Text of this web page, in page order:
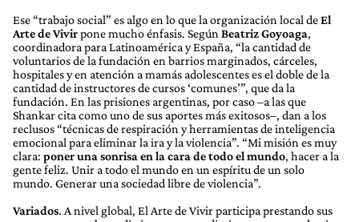
Ese “trabajo social” es algo en lo que la organización local deEl
Arte de Vivirpone mucho énfasis. Según Beatriz Goyoaga,
coordinadora para Latinoamérica y España, “la cantidad de
voluntarios de la fundación en barrios marginados, cárceles,
hospitales y en atención a mamás adolescentes es el doble de la
cantidad de instructores de cursos ‘comunes’”, que da la
fundación. En las prisiones argentinas, por caso –a las que
Shankar cita como uno de sus aportes más exitosos–, dan a los
reclusos “técnicas de respiración y herramientas de inteligencia
emocional para eliminar la ira y la violencia”. “Mi misión es muy
clara: poner una sonrisa en la cara de todo el mundo, hacer a la
gente feliz. Unir a todo el mundo en un espíritu de un solo
mundo. Generar una sociedad libre de violencia”.
Variados. A nivel global, El Arte de Vivir participa prestando sus